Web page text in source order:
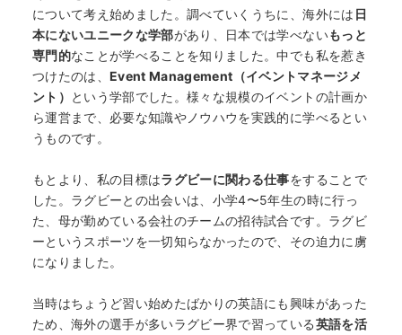
について考え始めました。調べていくうちに、海外には 日
本にないユニークな学部があり、日本では学べないもっと
専門的なことが学べることを知りました。中でも私を惹き
つけたのは、 Event Management（イベントマネージメ
ント） という学部でした。様々な規模のイベントの計画か
ら運営まで、必要な知識やノウハウを実践的に学べるとい
うものです。
もとより、私の目標はラグビーに関わる仕事をすることで
した。ラグビーとの出会いは、小学4〜5年生の時に行っ
た、母が勤めている会社のチームの招待試合です。ラグビ
ーというスポーツを一切知らなかったので、その迫力に虜
になりました。
当時はちょうど習い始めたばかりの英語にも興味があった
ため、海外の選手が多いラグビー界で習っている英語を活